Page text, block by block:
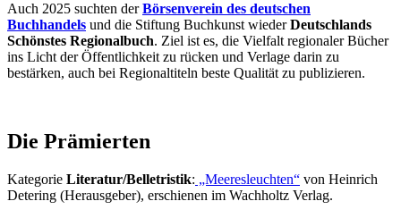
Auch 2025 suchten derBörsenverein des deutschen
Buchhandels und die Stiftung Buchkunst wiederDeutschlands
Schönstes Regionalbuch. Ziel ist es, die Vielfalt regionaler Bücher
ins Licht der Öffentlichkeit zu rücken und Verlage darin zu
bestärken, auch bei Regionaltiteln beste Qualität zu publizieren.
Die Prämierten
Kategorie Literatur/Belletristik: „Meeresleuchten“ von Heinrich
Detering (Herausgeber), erschienen im Wachholtz Verlag.